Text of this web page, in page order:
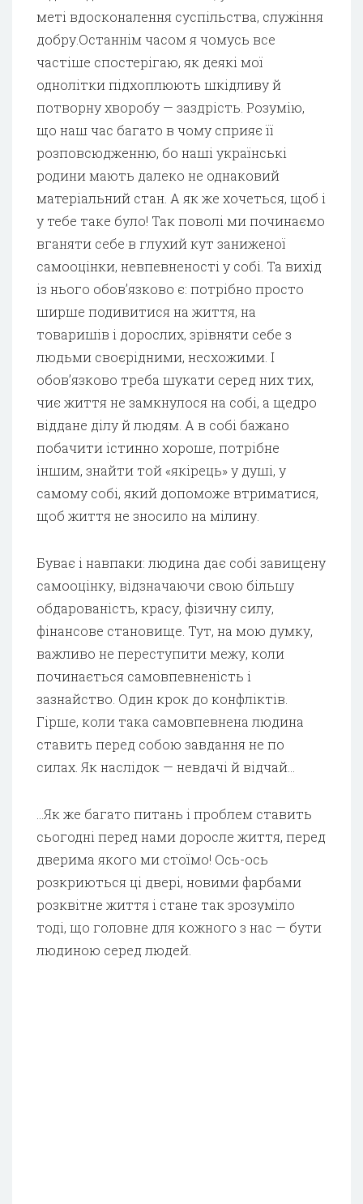
меті вдосконалення суспільства, служіння
добру.Останнім часом я чомусь все
частіше спостерігаю, як деякі мої
однолітки підхоплюють шкідливу й
потворну хворобу — заздрість. Розумію,
що наш час багато в чому сприяє її
розповсюдженню, бо наші українські
родини мають далеко не однаковий
матеріальний стан. А як же хочеться, щоб і
у тебе таке було! Так поволі ми починаємо
вганяти себе в глухий кут заниженої
самооцінки, невпевненості у собі. Та вихід
із нього обов’язково є: потрібно просто
ширше подивитися на життя, на
товаришів і дорослих, зрівняти себе з
людьми своєрідними, несхожими. І
обов’язково треба шукати серед них тих,
чиє життя не замкнулося на собі, а щедро
віддане ділу й людям. А в собі бажано
побачити істинно хороше, потрібне
іншим, знайти той «якірець» у душі, у
самому собі, який допоможе втриматися,
щоб життя не зносило на мілину.
Буває і навпаки: людина дає собі завищену
самооцінку, відзначаючи свою більшу
обдарованість, красу, фізичну силу,
фінансове становище. Тут, на мою думку,
важливо не переступити межу, коли
починається самовпевненість і
зазнайство. Один крок до конфліктів.
Гірше, коли така самовпевнена людина
ставить перед собою завдання не по
силах. Як наслідок — невдачі й відчай…
…Як же багато питань і проблем ставить
сьогодні перед нами доросле життя, перед
дверима якого ми стоїмо! Ось-ось
розкриються ці двері, новими фарбами
розквітне життя і стане так зрозуміло
тоді, що головне для кожного з нас — бути
людиною серед людей.